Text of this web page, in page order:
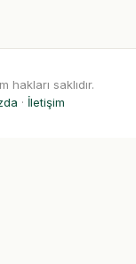
hakları saklıdır.
· İletişim